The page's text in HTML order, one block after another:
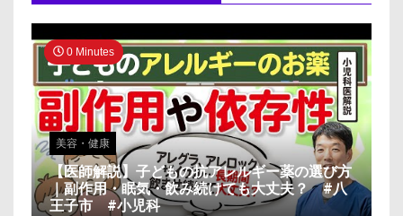
0 Minutes
美容・健康
【医師解説】子どもの抗アレルギー薬の選び方
｜副作用・眠気・飲み続けても大丈夫？ #八
王子市 #小児科